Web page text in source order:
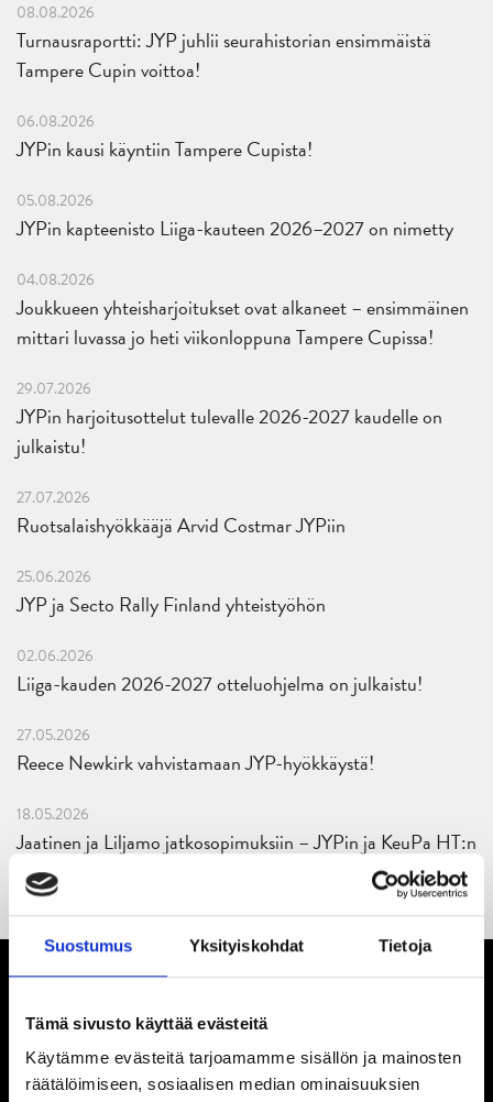
Suostumus Yksityiskohdat Tietoja
Tämä sivusto käyttää evästeitä
Käytämme evästeitä tarjoamamme sisällön ja mainosten
räätälöimiseen, sosiaalisen median ominaisuuksien
08.08.2026
Turnausraportti: JYP juhlii seurahistorian ensimmäistä
Tampere Cupin voittoa!
06.08.2026
JYPin kausi käyntiin Tampere Cupista!
05.08.2026
JYPin kapteenisto Liiga-kauteen 2026–2027 on nimetty
04.08.2026
Joukkueen yhteisharjoitukset ovat alkaneet – ensimmäinen
mittari luvassa jo heti viikonloppuna Tampere Cupissa!
29.07.2026
JYPin harjoitusottelut tulevalle 2026-2027 kaudelle on
julkaistu!
27.07.2026
Ruotsalaishyökkääjä Arvid Costmar JYPiin
25.06.2026
JYP ja Secto Rally Finland yhteistyöhön
02.06.2026
Liiga-kauden 2026-2027 otteluohjelma on julkaistu!
27.05.2026
Reece Newkirk vahvistamaan JYP-hyökkäystä!
18.05.2026
Jaatinen ja Liljamo jatkosopimuksiin – JYPin ja KeuPa HT:n
yhteistyö jatkuu